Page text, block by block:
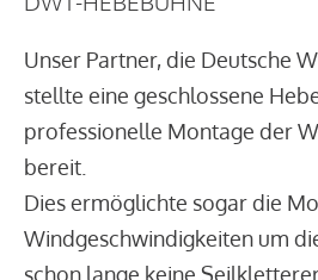
Unser Partner, die Deutsche
stellte eine geschlossene
professionelle Montage der
bereit.
Dies ermöglichte sogar die
Windgeschwindigkeiten um
schon lange keine